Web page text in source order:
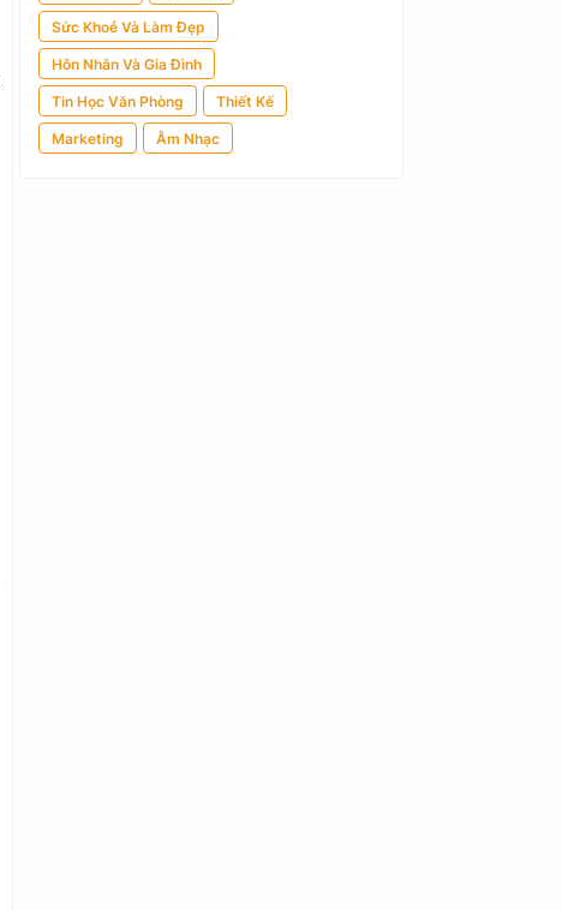
Sức Khoẻ Và Làm Đẹp
Hôn Nhân Và Gia Đình
Tin Học Văn Phòng Thiết Kế
Marketing Âm Nhạc